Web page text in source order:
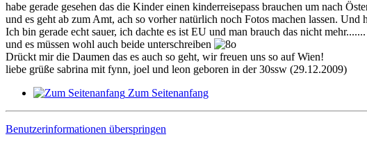
habe gerade gesehen das die Kinder einen kinderreisepass brauchen um nach
und es geht ab zum Amt, ach so vorher natürlich noch Fotos machen lassen.
Ich bin gerade echt sauer, ich dachte es ist EU und man brauch das nicht
und es müssen wohl auch beide unterschreiben
Drückt mir die Daumen das es auch so geht, wir freuen uns so auf Wien!
liebe grüße sabrina mit fynn, joel und leon geboren in der 30ssw (29.12.2009)
Zum Seitenanfang
Benutzerinformationen überspringen